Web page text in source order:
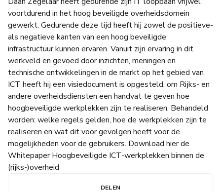
voortdurend in het hoog beveiligde overheidsdomein
gewerkt. Gedurende deze tijd heeft hij zowel de positieve-
als negatieve kanten van een hoog beveiligde
infrastructuur kunnen ervaren. Vanuit zijn ervaring in dit
werkveld en gevoed door inzichten, meningen en
technische ontwikkelingen in de markt op het gebied van
ICT heeft hij een visiedocument is opgesteld, om Rijks- en
andere overheidsdiensten een handvat te geven hoe
hoogbeveiligde werkplekken zijn te realiseren. Behandeld
worden: welke regels gelden, hoe de werkplekken zijn te
realiseren en wat dit voor gevolgen heeft voor de
mogelijkheden voor de gebruikers. Download hier de
Whitepaper Hoogbeveiligde ICT-werkplekken binnen de
(rijks-)overheid
DELEN